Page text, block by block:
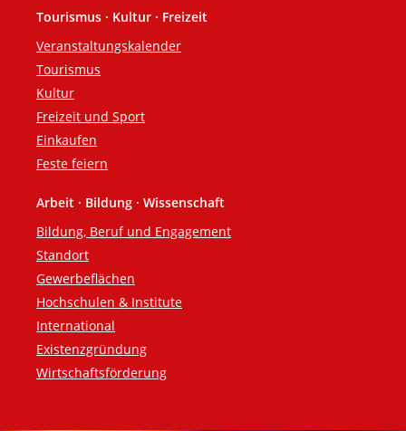
Tourismus · Kultur · Freizeit
Veranstaltungskalender
Tourismus
Kultur
Freizeit und Sport
Einkaufen
Feste feiern
Arbeit · Bildung · Wissenschaft
Bildung, Beruf und Engagement
Standort
Gewerbeflächen
Hochschulen & Institute
International
Existenzgründung
Wirtschaftsförderung